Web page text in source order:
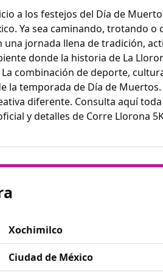
a los festejos del Día de
Ya sea caminando, trotando
jornada llena de tradición,
donde la historia de La
combinación de deporte,
la temporada de Día de
diferente. Consulta aquí
y detalles de Corre Llorona
Xochimilco
Ciudad de México